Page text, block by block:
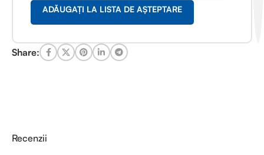
ADĂUGAȚI LA LISTA DE AȘTEPTARE
Share:
Recenzii